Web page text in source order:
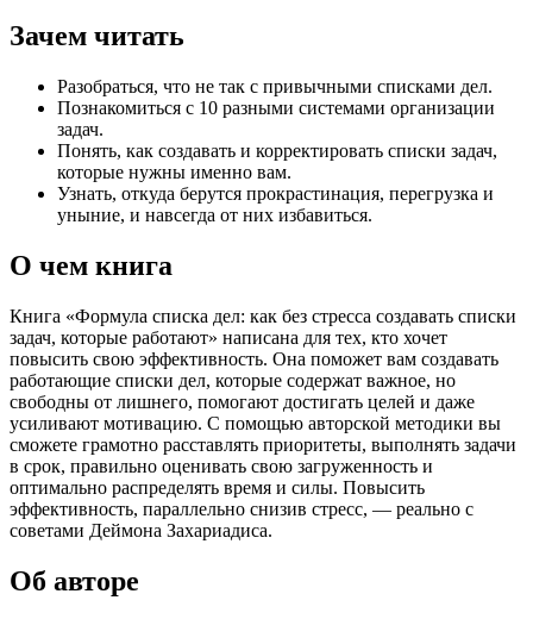
Зачем читать
Разобраться, что не так с привычными списками дел.
Познакомиться с 10 разными системами организации
задач.
Понять, как создавать и корректировать списки задач,
которые нужны именно вам.
Узнать, откуда берутся прокрастинация, перегрузка и
уныние, и навсегда от них избавиться.
О чем книга
Книга «Формула списка дел: как без стресса создавать списки
задач, которые работают» написана для тех, кто хочет
повысить свою эффективность. Она поможет вам создавать
работающие списки дел, которые содержат важное, но
свободны от лишнего, помогают достигать целей и даже
усиливают мотивацию. С помощью авторской методики вы
сможете грамотно расставлять приоритеты, выполнять задачи
в срок, правильно оценивать свою загруженность и
оптимально распределять время и силы. Повысить
эффективность, параллельно снизив стресс, — реально с
советами Деймона Захариадиса.
Об авторе